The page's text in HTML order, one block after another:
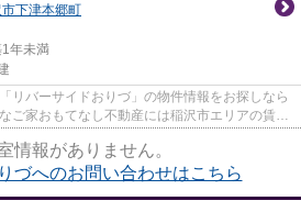
下津本郷町
年未満
リバーサイドおりづ」の物件情報をお探しなら
ご家おもてなし不動産には稲沢市エリアの賃貸
情報がありません。
づへのお問い合わせはこちら